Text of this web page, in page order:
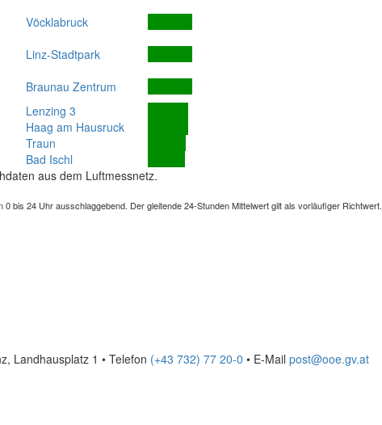
Vöcklabruck
Linz-Stadtpark
Braunau Zentrum
Lenzing 3
Haag am Hausruck
Traun
Bad Ischl
aus dem Luftmessnetz.
bis 24 Uhr ausschlaggebend. Der gleitende 24-Stunden Mittelwert gilt als vorläufiger Richtwert.
Landhausplatz 1 • Telefon (+43 732) 77 20-0 • E-Mail post@ooe.gv.at